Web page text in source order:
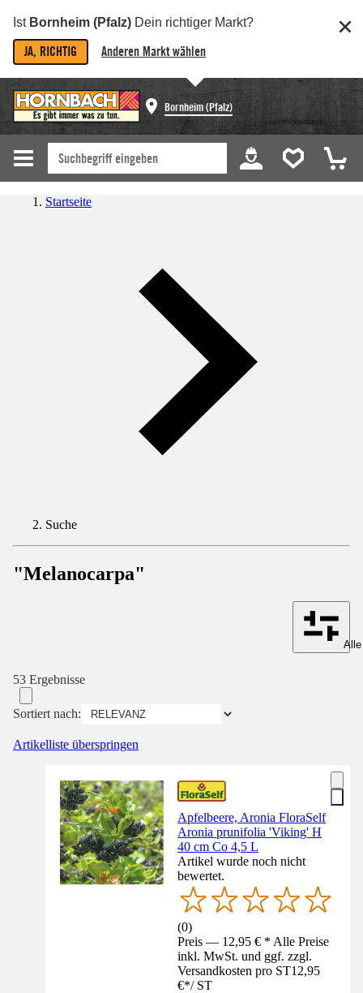
Ist Bornheim (Pfalz) Dein richtiger Markt?
JA, RICHTIG Anderen Markt wählen
Bornheim (Pfalz)
Startseite
Suche
"Melanocarpa"
53 Ergebnisse
Sortiert nach:
Artikelliste überspringen
Apfelbeere, Aronia FloraSelf
Aronia prunifolia 'Viking' H
40 cm Co 4,5 L
Artikel wurde noch nicht
bewertet.
(0)
Preis — 12,95 € * Alle Preise
inkl. MwSt. und ggf. zzgl.
Versandkosten pro ST12,95
€*/ ST